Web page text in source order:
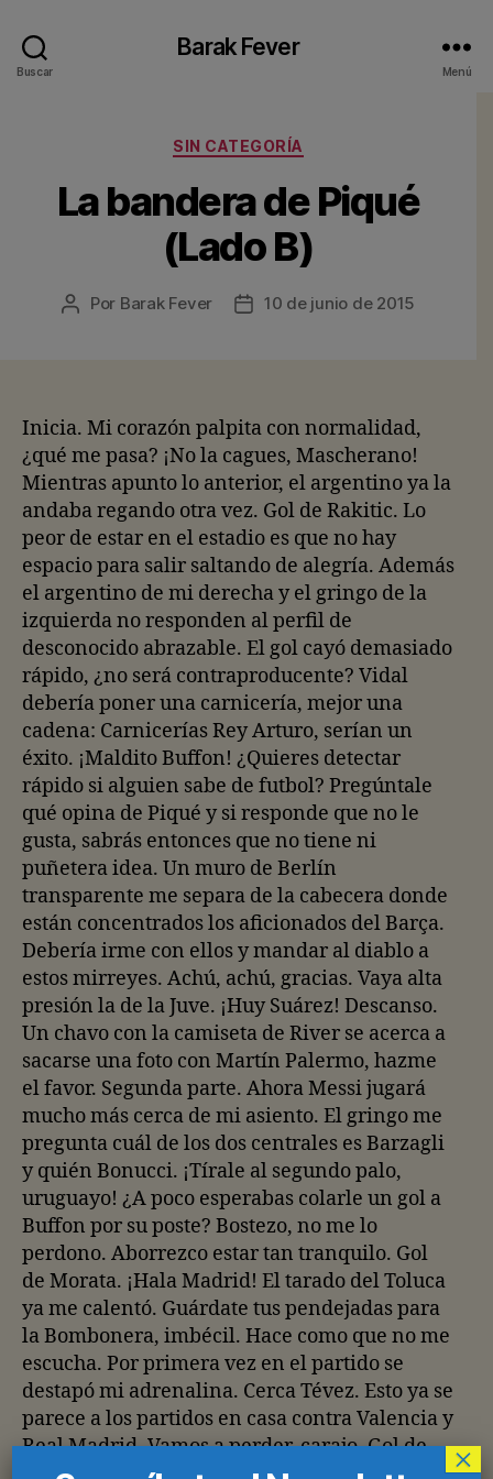
Buscar
Barak Fever
Menú
Categorías
SIN CATEGORÍA
La bandera de Piqué
(Lado B)
Autor
Por Barak Fever
Fecha10 de junio de 2015
Inicia. Mi corazón palpita con normalidad,
¿qué me pasa? ¡No la cagues, Mascherano!
Mientras apunto lo anterior, el argentino ya la
andaba regando otra vez. Gol de Rakitic. Lo
peor de estar en el estadio es que no hay
espacio para salir saltando de alegría. Además
el argentino de mi derecha y el gringo de la
izquierda no responden al perfil de
desconocido abrazable. El gol cayó demasiado
rápido, ¿no será contraproducente? Vidal
debería poner una carnicería, mejor una
cadena: Carnicerías Rey Arturo, serían un
éxito. ¡Maldito Buffon! ¿Quieres detectar
rápido si alguien sabe de futbol? Pregúntale
qué opina de Piqué y si responde que no le
gusta, sabrás entonces que no tiene ni
puñetera idea. Un muro de Berlín
transparente me separa de la cabecera donde
están concentrados los aficionados del Barça.
Debería irme con ellos y mandar al diablo a
estos mirreyes. Achú, achú, gracias. Vaya alta
presión la de la Juve. ¡Huy Suárez! Descanso.
Un chavo con la camiseta de River se acerca a
sacarse una foto con Martín Palermo, hazme
el favor. Segunda parte. Ahora Messi jugará
mucho más cerca de mi asiento. El gringo me
pregunta cuál de los dos centrales es Barzagli
y quién Bonucci. ¡Tírale al segundo palo,
uruguayo! ¿A poco esperabas colarle un gol a
Buffon por su poste? Bostezo, no me lo
perdono. Aborrezco estar tan tranquilo. Gol
de Morata. ¡Hala Madrid! El tarado del Toluca
ya me calentó. Guárdate tus pendejadas para
la Bombonera, imbécil. Hace como que no me
escucha. Por primera vez en el partido se
destapó mi adrenalina. Cerca Tévez. Esto ya se
parece a los partidos en casa contra Valencia y
Real Madrid. Vamos a perder, carajo. Gol de
Suárez. Se lo grito en la oreja al fan del
×